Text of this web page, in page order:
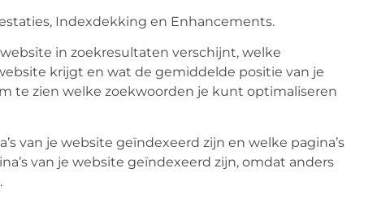
Indexdekking en Enhancements.
in zoekresultaten verschijnt, welke
krijgt en wat de gemiddelde positie van je
te zien welke zoekwoorden je kunt optimaliseren
van je website geïndexeerd zijn en welke pagina’s
van je website geïndexeerd zijn, omdat anders